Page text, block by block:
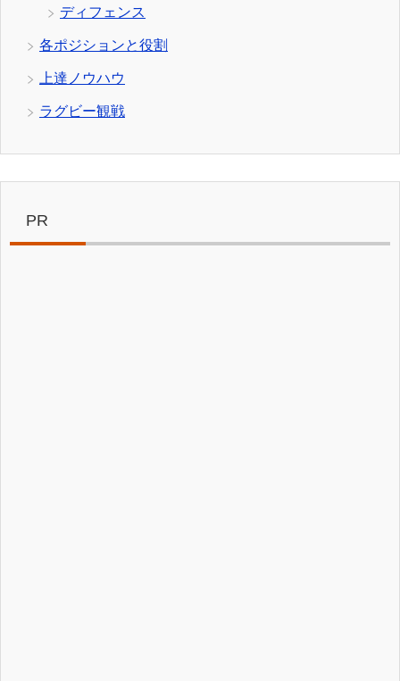
ディフェンス
各ポジションと役割
上達ノウハウ
ラグビー観戦
PR